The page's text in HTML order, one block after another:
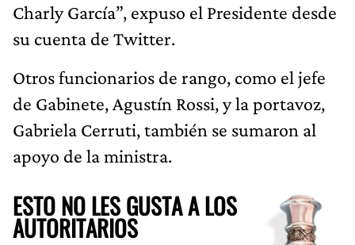
Charly García”, expuso el Presidente desde
su cuenta de Twitter.
Otros funcionarios de rango, como el jefe
de Gabinete, Agustín Rossi, y la portavoz,
Gabriela Cerruti, también se sumaron al
apoyo de la ministra.
ESTO NO LES GUSTA A LOS
AUTORITARIOS